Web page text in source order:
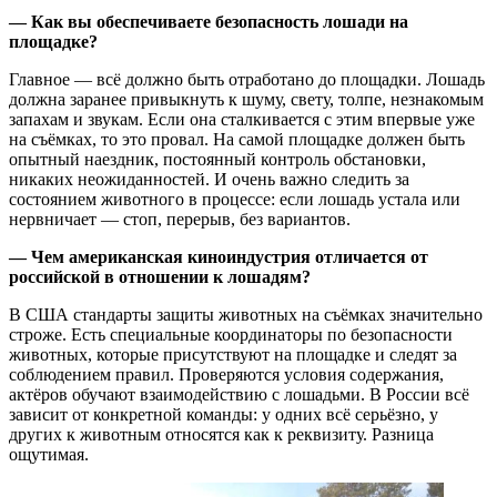
— Как вы обеспечиваете безопасность лошади на
площадке?
Главное — всё должно быть отработано до площадки. Лошадь
должна заранее привыкнуть к шуму, свету, толпе, незнакомым
запахам и звукам. Если она сталкивается с этим впервые уже
на съёмках, то это провал. На самой площадке должен быть
опытный наездник, постоянный контроль обстановки,
никаких неожиданностей. И очень важно следить за
состоянием животного в процессе: если лошадь устала или
нервничает — стоп, перерыв, без вариантов.
— Чем американская киноиндустрия отличается от
российской в отношении к лошадям?
В США стандарты защиты животных на съёмках значительно
строже. Есть специальные координаторы по безопасности
животных, которые присутствуют на площадке и следят за
соблюдением правил. Проверяются условия содержания,
актёров обучают взаимодействию с лошадьми. В России всё
зависит от конкретной команды: у одних всё серьёзно, у
других к животным относятся как к реквизиту. Разница
ощутимая.